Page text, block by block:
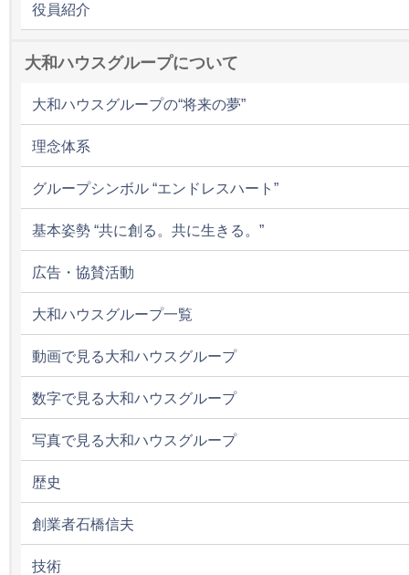
役員紹介
大和ハウスグループについて
大和ハウスグループの“将来の夢”
理念体系
グループシンボル “エンドレスハート”
基本姿勢 “共に創る。共に生きる。”
広告・協賛活動
大和ハウスグループ一覧
動画で見る大和ハウスグループ
数字で見る大和ハウスグループ
写真で見る大和ハウスグループ
歴史
創業者石橋信夫
技術